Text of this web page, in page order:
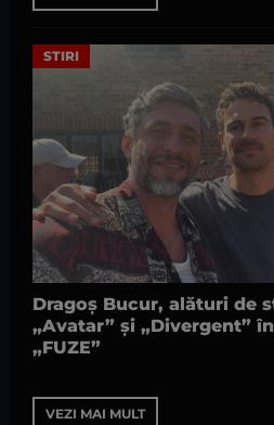
STIRI
Dragoș Bucur, alături de
„Avatar” și „Divergent”
„FUZE”
VEZI MAI MULT